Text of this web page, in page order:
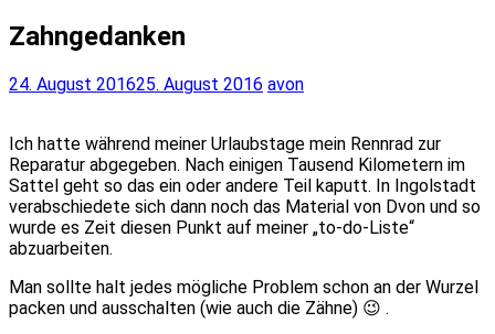
Zahngedanken
24. August 201625. August 2016 avon
Ich hatte während meiner Urlaubstage mein Rennrad zur
Reparatur abgegeben. Nach einigen Tausend Kilometern im
Sattel geht so das ein oder andere Teil kaputt. In Ingolstadt
verabschiedete sich dann noch das Material von Dvon und so
wurde es Zeit diesen Punkt auf meiner „to-do-Liste“
abzuarbeiten.
Man sollte halt jedes mögliche Problem schon an der Wurzel
packen und ausschalten (wie auch die Zähne) 😉 .